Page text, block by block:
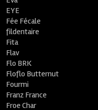
EYE
Fée Fécale
fildentaire
Fita
Flav
Flo BRK
Floflo Butternut
Fourmi
Franz France
Froe Char